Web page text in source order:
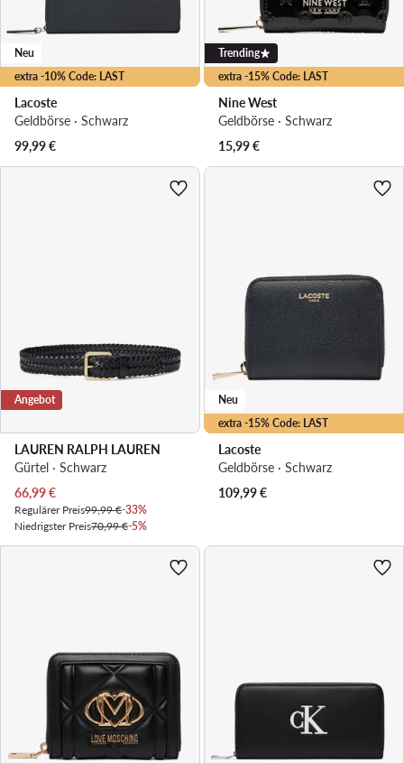
extra -10% Code: LAST
Neu
Lacoste
Geldbörse · Schwarz
99,99€
extra -15% Code: LAST
Trending
Nine West
Geldbörse · Schwarz
15,99€
Angebot
LAUREN RALPH LAUREN
Gürtel · Schwarz
Aktueller Preis
66,99€
Regulärer Preis99,99 €-33%
Niedrigster Preis70,99 €-5%
extra -15% Code: LAST
Neu
Lacoste
Geldbörse · Schwarz
109,99€